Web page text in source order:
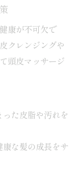
続力向上術
ブルを予防
美容院活用
活用法
相談活用術
を知る重要
康が不可欠で
クレンジングや
頭皮マッサージ
た皮脂や汚れを
な髪の成長をサ